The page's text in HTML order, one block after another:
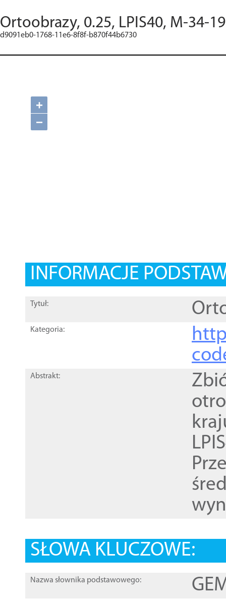
Ortoobrazy, 0.25, LPIS40, M-34-
d9091eb0-1768-11e6-8f8f-b870f44b6730
+
−
INFORMACJE
Tytuł:
Kategoria:
Abstrakt:
SŁOWA KLUCZOWE:
Nazwa słownika podstawowego: